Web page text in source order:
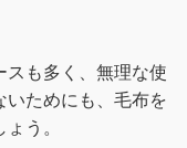
スも多く、無理な使
いためにも、毛布を
う。